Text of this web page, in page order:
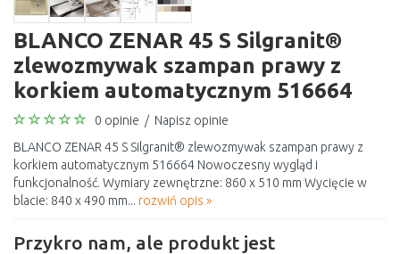
BLANCO ZENAR 45 S Silgranit®
zlewozmywak szampan prawy z
korkiem automatycznym 516664
0 opinie / Napisz opinie
BLANCO ZENAR 45 S Silgranit® zlewozmywak szampan prawy z
korkiem automatycznym 516664 Nowoczesny wygląd i
funkcjonalność. Wymiary zewnętrzne: 860 x 510 mm Wycięcie w
blacie: 840 x 490 mm... rozwiń opis »
Przykro nam, ale produkt jest